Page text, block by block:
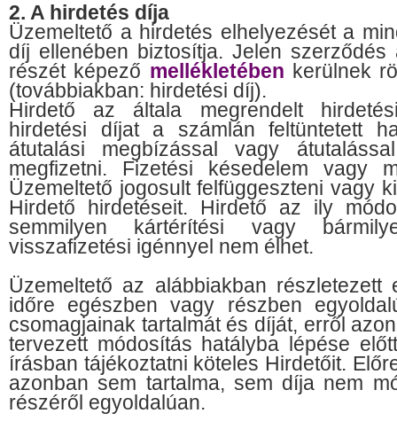
2. A hirdetés díja
Üzemeltető a hirdetés elhelyezését a
díj ellenében biztosítja. Jelen szerződés
részét képező mellékletében kerülnek
(továbbiakban: hirdetési díj).
Hirdető az általa megrendelt
hirdetési díjat a számlán feltüntetett
átutalási megbízással vagy
megfizetni. Fizetési késedelem vagy
Üzemeltető jogosult felfüggeszteni vagy
Hirdető hirdetéseit. Hirdető az ily
semmilyen kártérítési vagy
visszafizetési igénnyel nem élhet.
Üzemeltető az alábbiakban részletezett
időre egészben vagy részben
csomagjainak tartalmát és díját, erről
tervezett módosítás hatályba lépése
írásban tájékoztatni köteles Hirdetőit.
azonban sem tartalma, sem díja nem
részéről egyoldalúan.